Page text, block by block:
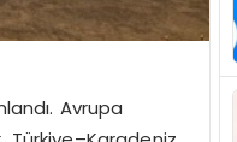
Avrupa